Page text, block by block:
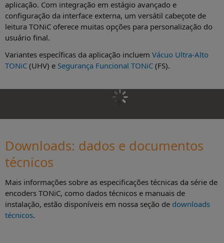
aplicação. Com integração em estágio avançado e
configuração da interface externa, um versátil cabeçote de
leitura TONiC oferece muitas opções para personalização do
usuário final.
Variantes específicas da aplicação incluem Vácuo Ultra-Alto
TONiC (UHV) e Segurança Funcional TONiC (FS).
Downloads: dados e documentos
técnicos
Mais informações sobre as especificações técnicas da série de
encoders TONiC, como dados técnicos e manuais de
instalação, estão disponíveis em nossa seção de downloads
técnicos.